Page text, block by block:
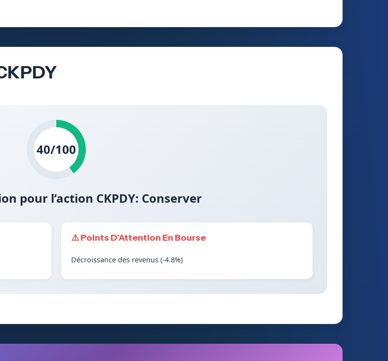
40/100
pour l’action CKPDY: Conserver
⚠️ Points D’Attention En Bourse
Décroissance des revenus (-4.8%)